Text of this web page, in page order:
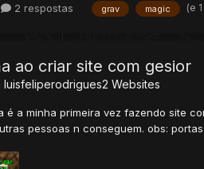
2 respostas grav magic (e
ao criar site com gesior
luisfeliperodrigues2 Websites
é a minha primeira vez fazendo site
pessoas n conseguem. obs: